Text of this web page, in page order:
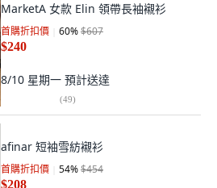
MarketA 女款 Elin 領帶長袖襯衫
首購折扣價 60%$607
$240
8/10 星期一 預計送達
(49)
afinar 短袖雪紡襯衫
首購折扣價 54%$454
$208